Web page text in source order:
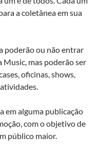
a coletânea em sua
poderão ou não entrar
Music, mas poderão ser
oficinas, shows,
em alguma publicação
com o objetivo de
público maior.